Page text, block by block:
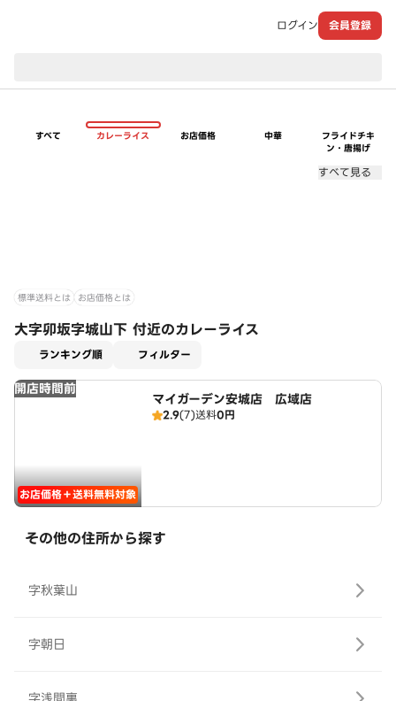
ログイン 会員登録
すべて カレーライス お店価格 中華
フライドチキ
ン・唐揚げ
すべて見る
標準送料とは お店価格とは
大字卯坂字城山下 付近のカレーライス
ランキング順 フィルター
開店時間前
お店価格＋送料無料対象
マイガーデン安城店 広域店
2.9(7)送料0円
その他の住所から探す
字秋葉山
字朝日